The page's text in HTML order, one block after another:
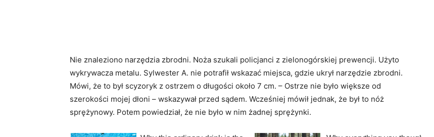
Nie znaleziono narzędzia zbrodni. Noża szukali policjanci z zielonogórskiej prewencji. Użyto
wykrywacza metalu. Sylwester A. nie potrafił wskazać miejsca, gdzie ukrył narzędzie zbrodni.
Mówi, że to był scyzoryk z ostrzem o długości około 7 cm. – Ostrze nie było większe od
szerokości mojej dłoni – wskazywał przed sądem. Wcześniej mówił jednak, że był to nóż
sprężynowy. Potem powiedział, że nie było w nim żadnej sprężynki.